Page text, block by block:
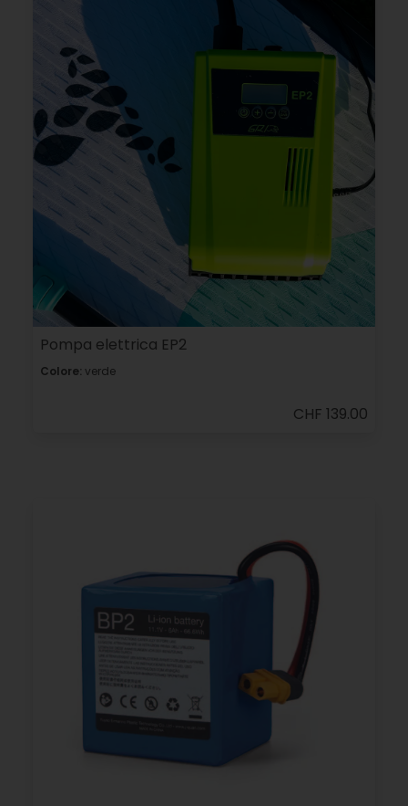
Pompa elettrica EP2
Colore: verde
CHF 139.00